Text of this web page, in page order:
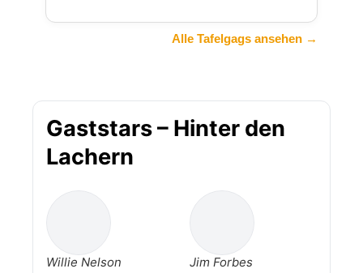
Alle Tafelgags ansehen →
Gaststars – Hinter den
Lachern
Willie Nelson Jim Forbes